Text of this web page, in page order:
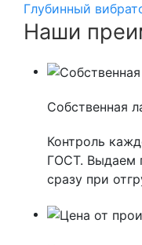
Глубинный
Наши
Собственная
Контроль
ГОСТ. Выдаем
сразу при